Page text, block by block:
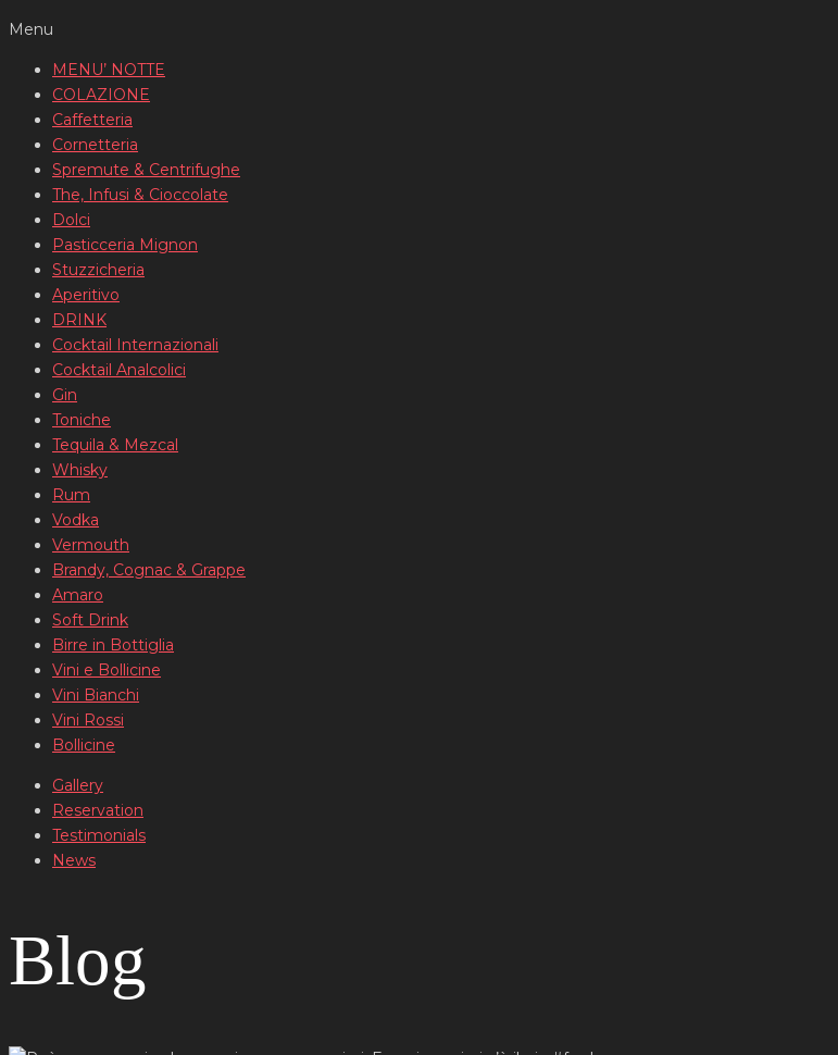
Menu
MENU’ NOTTE
COLAZIONE
Caffetteria
Cornetteria
Spremute & Centrifughe
The, Infusi & Cioccolate
Dolci
Pasticceria Mignon
Stuzzicheria
Aperitivo
DRINK
Cocktail Internazionali
Cocktail Analcolici
Gin
Toniche
Tequila & Mezcal
Whisky
Rum
Vodka
Vermouth
Brandy, Cognac & Grappe
Amaro
Soft Drink
Birre in Bottiglia
Vini e Bollicine
Vini Bianchi
Vini Rossi
Bollicine
Gallery
Reservation
Testimonials
News
Blog